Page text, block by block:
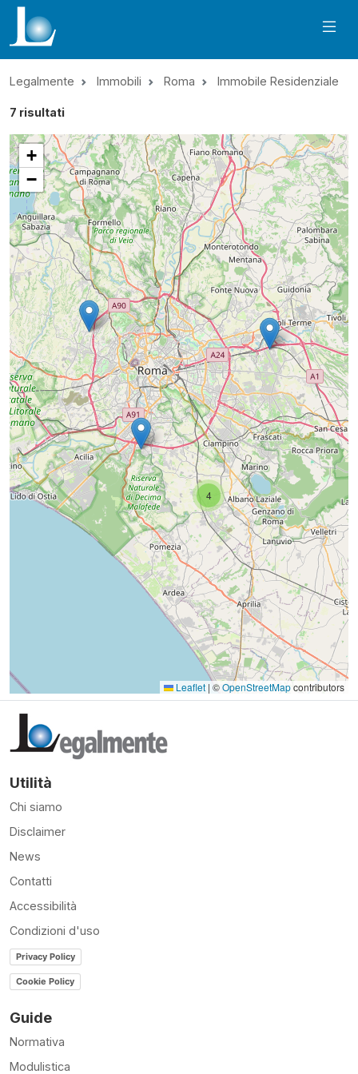
Legalmente Immobili Roma Immobile Residenziale
7 risultati
4
+
−
Leaflet | ©OpenStreetMapcontributors
Utilità
Chi siamo
Disclaimer
News
Contatti
Accessibilità
Condizioni d'uso
Privacy Policy
Cookie Policy
Guide
Normativa
Modulistica